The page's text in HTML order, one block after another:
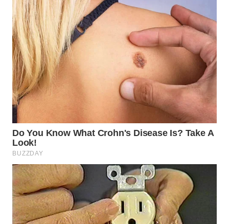
WN
SUMEDANG
WN
CIANJUR
WN
KEPULAUAN
SERIBU
WN
TANGERANG
WN
BINJAI
WN
CIREBON